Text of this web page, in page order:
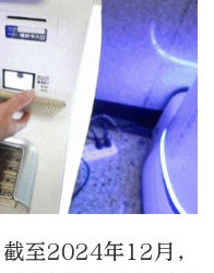
至2024年12月，